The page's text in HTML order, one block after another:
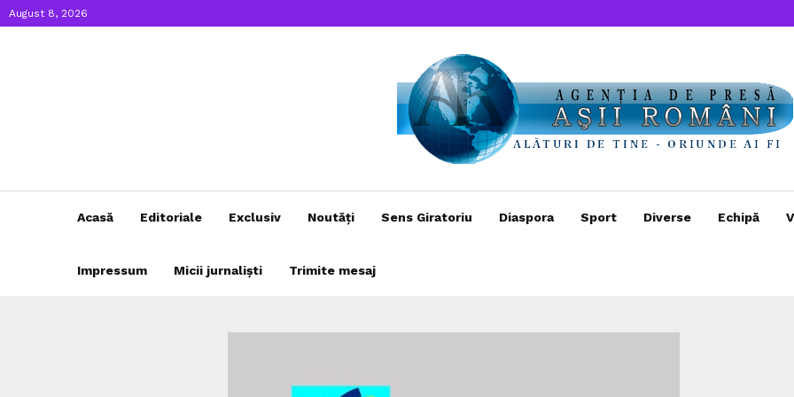
August 8, 2026
Acasă Editoriale Exclusiv Noutăți Sens Giratoriu Diaspora Sport Diverse Echipă
Impressum Micii jurnaliști Trimite mesaj